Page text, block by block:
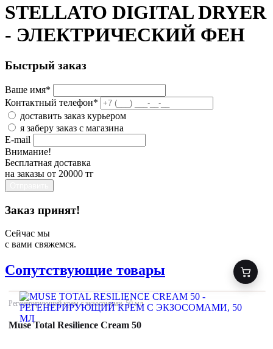
STELLATO DIGITAL DRYER
- ЭЛЕКТРИЧЕСКИЙ ФЕН
Быстрый заказ
Ваше имя*
Контактный телефон*
доставить заказ курьером
я заберу заказ с магазина
E-mail
Внимание!
Бесплатная доставка
на заказы от 20000 тг
Заказ принят!
Сейчас мы
с вами свяжемся.
Сопутствующие товары
Регенерирующий крем с экзосомами, 50 мл
Muse Total Resilience Cream 50